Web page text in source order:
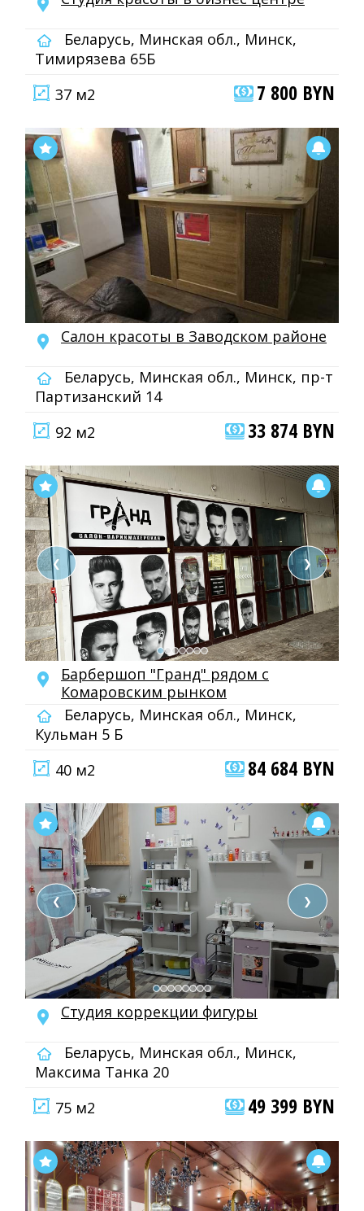
Беларусь, Минская обл., Минск,
Тимирязева 65Б
37 м2
7 800 BYN
Салон красоты в Заводском районе
Беларусь, Минская обл., Минск, пр-т
Партизанский 14
92 м2
33 874 BYN
❮ ❯
Барбершоп "Гранд" рядом с
Комаровским рынком
Беларусь, Минская обл., Минск,
Кульман 5 Б
40 м2
84 684 BYN
❮ ❯
Студия коррекции фигуры
Беларусь, Минская обл., Минск,
Максима Танка 20
75 м2
49 399 BYN